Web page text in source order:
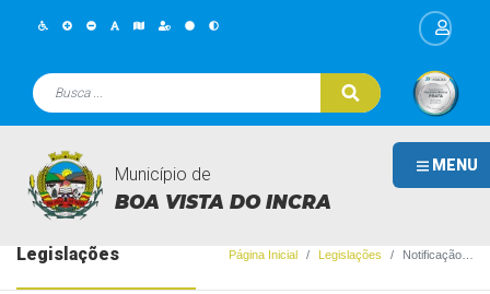
MENU
Município de
BOA VISTA DO INCRA
Legislações Página Inicial Legislações Notificação - Nota Fiscal Eletronica